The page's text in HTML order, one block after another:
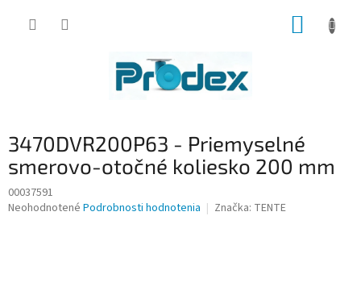
3470DVR200P63 - Priemyselné
smerovo-otočné koliesko 200 mm
00037591
Priemerné
Neohodnotené Podrobnosti hodnotenia Značka: TENTE